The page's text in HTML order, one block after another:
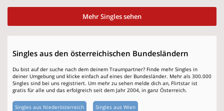
Mehr Singles sehen
Singles aus den österreichischen Bundesländern
Du bist auf der suche nach dem deinem Traumpartner? Finde mehr Singles in
deiner Umgebung und klicke einfach auf eines der Bundesländer. Mehr als 300.000
Singles sind bei uns registriert. Um mehr zu sehen melde dich an, Flirtstar ist
gratis für alle und das erfolgreich seit dem Jahr 2004, in ganz Österreich.
Singles aus Niederösterreich Singles aus Wien